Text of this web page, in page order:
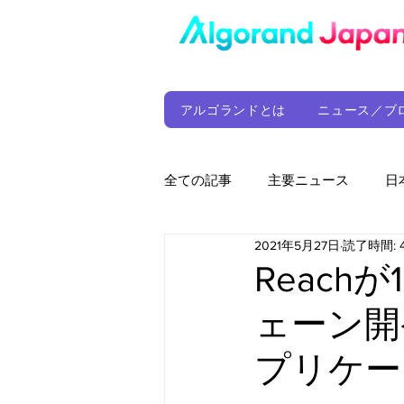
アルゴランドとは ニュース／ブ
全ての記事 主要ニュース 日
ウォレット 定期レポート
アルゴランド財団
Reach
ェーン
プリケ
2021年5月27日 読了時間: